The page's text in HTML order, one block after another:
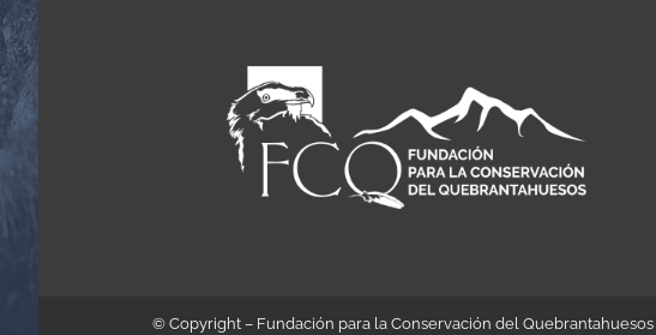
© Copyright – Fundación para la Conservación del Quebrantahuesos |